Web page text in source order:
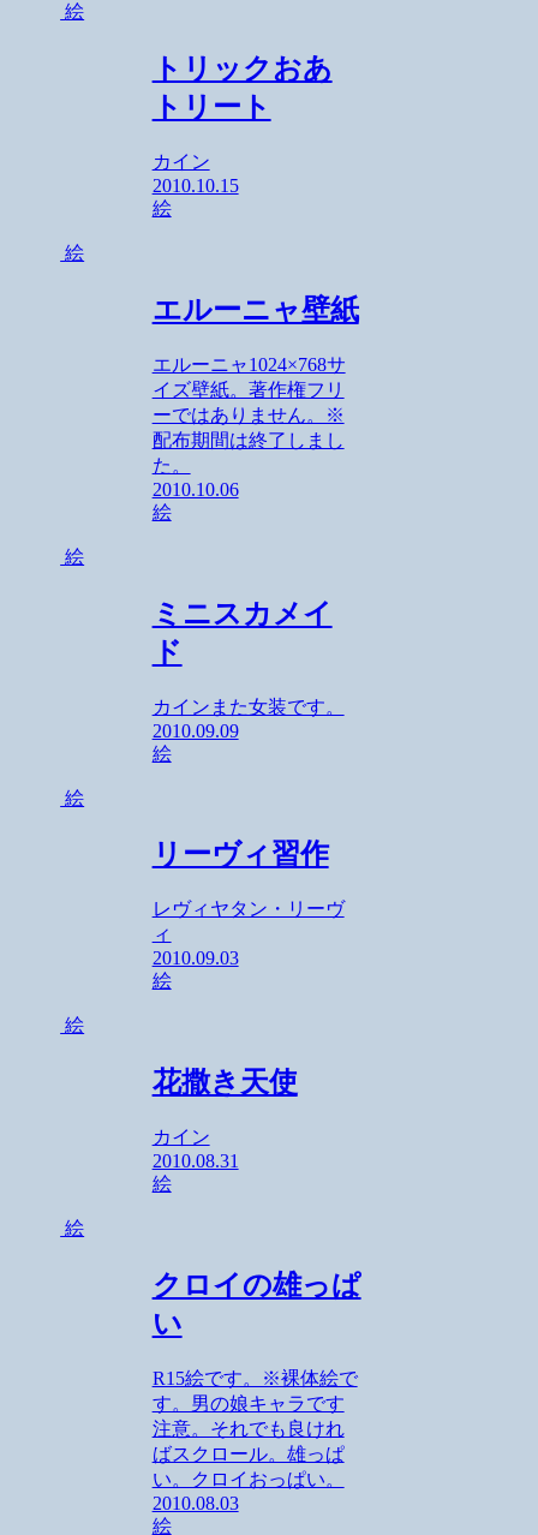
絵
トリックおあ
トリート
カイン
2010.10.15
絵
絵
エルーニャ壁紙
エルーニャ1024×768サ
イズ壁紙。著作権フリ
ーではありません。※
配布期間は終了しまし
た。
2010.10.06
絵
絵
ミニスカメイ
ド
カインまた女装です。
2010.09.09
絵
絵
リーヴィ習作
レヴィヤタン・リーヴ
ィ
2010.09.03
絵
絵
花撒き天使
カイン
2010.08.31
絵
絵
クロイの雄っぱ
い
R15絵です。※裸体絵で
す。男の娘キャラです
注意。それでも良けれ
ばスクロール。雄っぱ
い。クロイおっぱい。
2010.08.03
絵